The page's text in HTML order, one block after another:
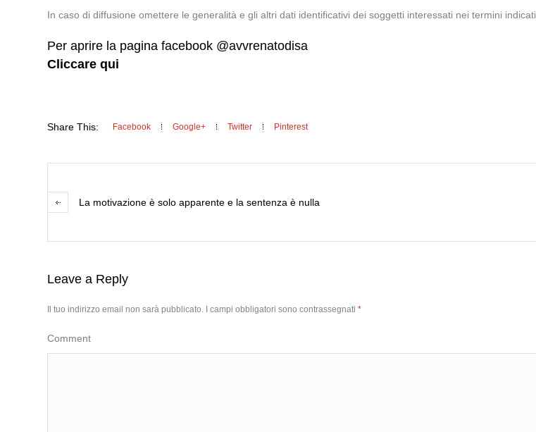
In caso di diffusione omettere le generalità e gli altri dati identificativi dei soggetti interessati nei termini indicati.
Per aprire la pagina facebook @avvrenatodisa
Cliccare qui
Share This: Facebook Google+ Twitter Pinterest
La motivazione è solo apparente e la sentenza è nulla
Leave a Reply
Il tuo indirizzo email non sarà pubblicato. I campi obbligatori sono contrassegnati*
Comment